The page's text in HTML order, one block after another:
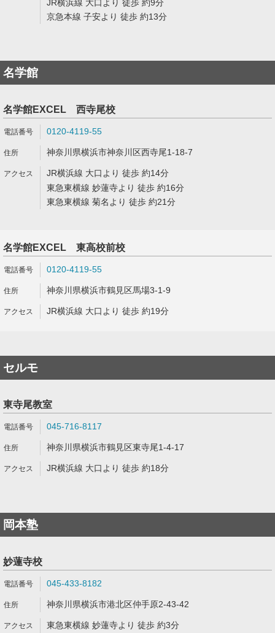
JR横浜線 大口より 徒歩 約9分
京急本線 子安より 徒歩 約13分
名学館
名学館EXCEL 西寺尾校
0120-4119-55
神奈川県横浜市神奈川区西寺尾1-18-7
JR横浜線 大口より 徒歩 約14分
東急東横線 妙蓮寺より 徒歩 約16分
東急東横線 菊名より 徒歩 約21分
名学館EXCEL 東高校前校
0120-4119-55
神奈川県横浜市鶴見区馬場3-1-9
JR横浜線 大口より 徒歩 約19分
セルモ
東寺尾教室
045-716-8117
神奈川県横浜市鶴見区東寺尾1-4-17
JR横浜線 大口より 徒歩 約18分
岡本塾
妙蓮寺校
045-433-8182
神奈川県横浜市港北区仲手原2-43-42
東急東横線 妙蓮寺より 徒歩 約3分